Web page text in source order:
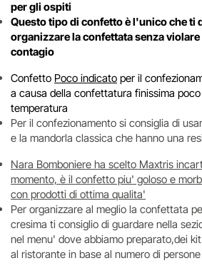
per gli ospiti
Questo tipo di confetto è l'unico che ti
organizzare la confettata senza
contagio
Confetto Poco indicato per il
a causa della confettatura finissima
temperatura
Per il confezionamento si consiglia di
e la mandorla classica che hanno una
Nara Bomboniere ha scelto Maxtris
momento, è il confetto piu' goloso e
con prodotti di ottima qualita'
Per organizzare al meglio la confettata
cresima ti consiglio di guardare nella
nel menu' dove abbiamo preparato,dei
al ristorante in base al numero di